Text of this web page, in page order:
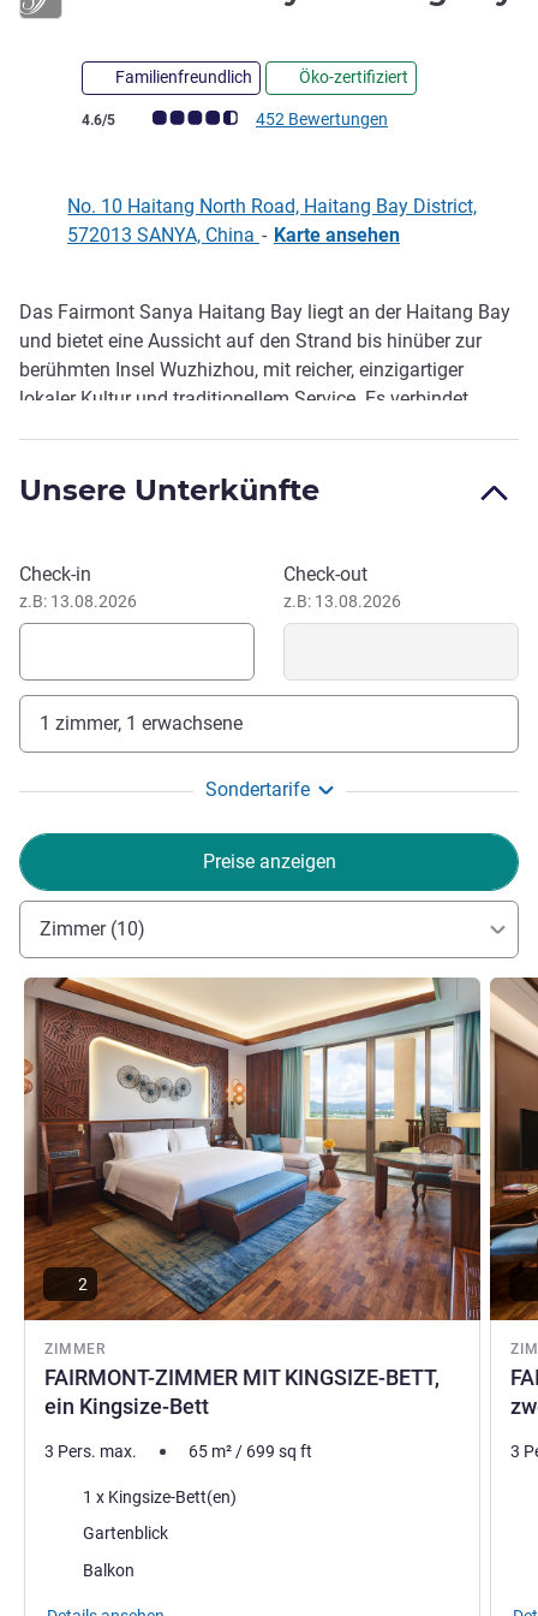
Familienfreundlich Öko-zertifiziert
Note Kundenmeinungen (Bewertung ALL)
4.6/5 452 Bewertungen
No. 10 Haitang North Road, Haitang Bay District,
572013 SANYA, China - Karte ansehen
Beschreibung
Das Fairmont Sanya Haitang Bay liegt an der Haitang Bay
und bietet eine Aussicht auf den Strand bis hinüber zur
berühmten Insel Wuzhizhou, mit reicher, einzigartiger
lokaler Kultur und traditionellem Service. Es verbindet
Getränke sowie kreative Erholungs- und Wellnessangebote
Sanya ist eine Touristenattraktion, die für ihre Natur und
den Meerblick berühmt ist.
Unsere Unterkünfte
Dieses Hotel buchen
Check-in
z.B: 13.08.2026
Check-out
z.B: 13.08.2026
1 zimmer, 1 erwachsene
Sondertarife
Preise anzeigen
Zimmer (10)
ZIMMER
FAIRMONT-ZIMMER MIT KINGSIZE-BETT,
ein Kingsize-Bett
Details ansehen
2
3 Pers. max. 65 m²/ 699 sq ft
Bettwäsche
1 x Kingsize-Bett(en)
Aussicht:Gartenblick
Vorteile der Unterkunft :
Balkon
3